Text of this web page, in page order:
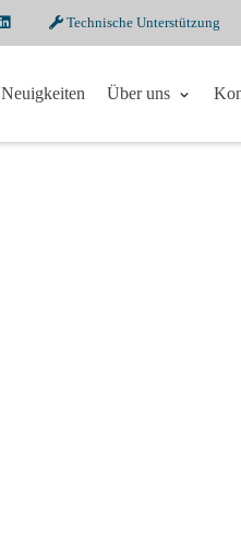
Technische Unterstützung
Neuigkeiten Über uns